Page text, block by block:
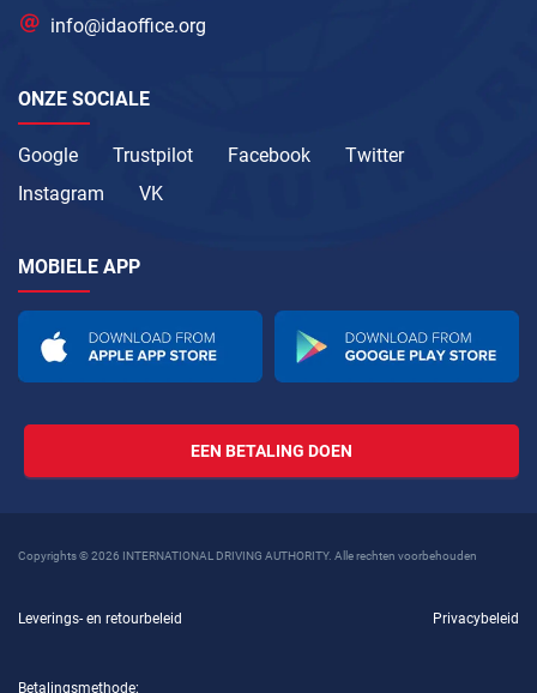
info@idaoffice.org
ONZE SOCIALE
Google Trustpilot Facebook
Twitter
Instagram
VK
MOBIELE APP
EEN BETALING DOEN
Copyrights © 2026 INTERNATIONAL DRIVING AUTHORITY. Alle rechten voorbehouden
Leverings- en retourbeleid Privacybeleid
Betalingsmethode: